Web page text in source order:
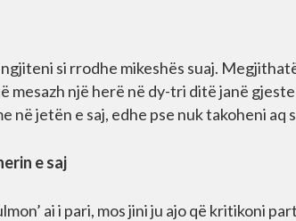
ngjiteni si rrodhe mikeshës suaj.
mesazh një herë në dy-tri ditë janë
në jetën e saj, edhe pse nuk takoheni aq
e saj
ai i pari, mos jini ju ajo që kritikoni